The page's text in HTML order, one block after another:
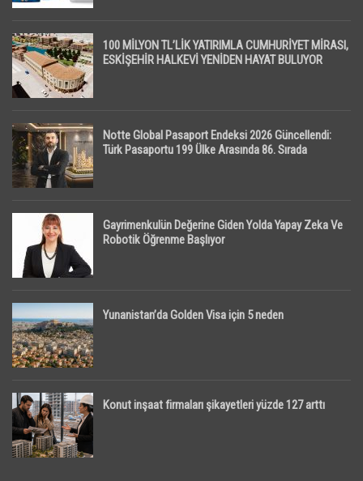
100 MİLYON TL’LİK YATIRIMLA CUMHURİYET MİRASI,
ESKİŞEHİR HALKEVİ YENİDEN HAYAT BULUYOR
Notte Global Pasaport Endeksi 2026 Güncellendi:
Türk Pasaportu 199 Ülke Arasında 86. Sırada
Gayrimenkulün Değerine Giden Yolda Yapay Zeka Ve
Robotik Öğrenme Başlıyor
Yunanistan’da Golden Visa için 5 neden
Konut inşaat firmaları şikayetleri yüzde 127 arttı